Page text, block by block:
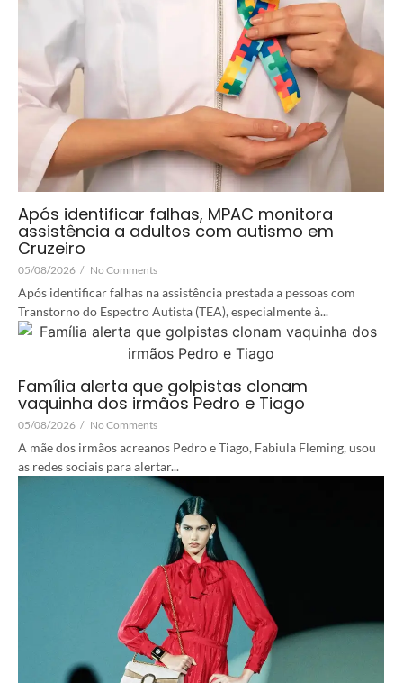
Após identificar falhas, MPAC monitora
assistência a adultos com autismo em
Cruzeiro
05/08/2026 / No Comments
Após identificar falhas na assistência prestada a pessoas com
Transtorno do Espectro Autista (TEA), especialmente à...
Família alerta que golpistas clonam
vaquinha dos irmãos Pedro e Tiago
05/08/2026 / No Comments
A mãe dos irmãos acreanos Pedro e Tiago, Fabiula Fleming, usou
as redes sociais para alertar...